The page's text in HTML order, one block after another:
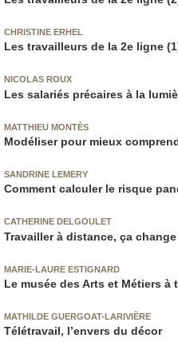
CHRISTINE ERHEL
Les travailleurs de la 2e ligne
NICOLAS ROUX
Les salariés précaires à la
MATTHIEU MONTÈS
Modéliser pour mieux
SANDRINE LEMERY
Comment calculer le risque
CATHERINE DELGOULET
Travailler à distance, ça
MARIE-LAURE ESTIGNARD
Le musée des Arts et Métiers à
MATHILDE GUERGOAT-LARIVIÈRE
Télétravail, l’envers du décor